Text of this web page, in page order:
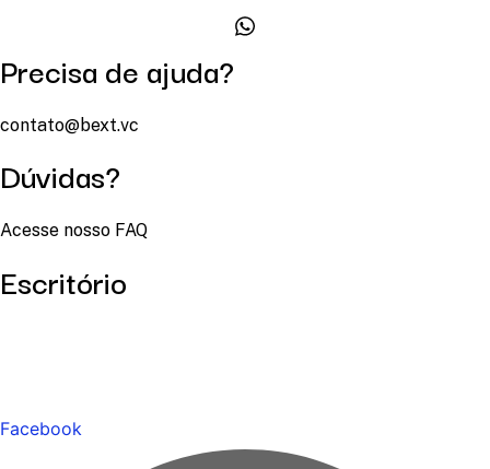
Precisa de ajuda?
contato@bext.vc
Dúvidas?
Acesse nosso FAQ
Escritório
Facebook